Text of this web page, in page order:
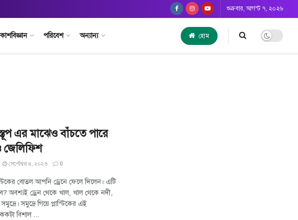
শুক্রবার, আগস্ট ৭, ২০২৬
পরিবেশ অন্যান্য হোম
স্তূপ এর মাঝেও বাঁচতে পারে
জেলিফিশ
সেপ্টেম্বর ৪, ২০২৩ 0
বোতল আপনি ড্রেনে ফেলে দিলেন। এটি
অবশ্যই ড্রেন থেকে খাল, খাল থেকে নদী,
সমুদ্রে গিয়ে প্লাস্টিকের এই
বিশাল ...